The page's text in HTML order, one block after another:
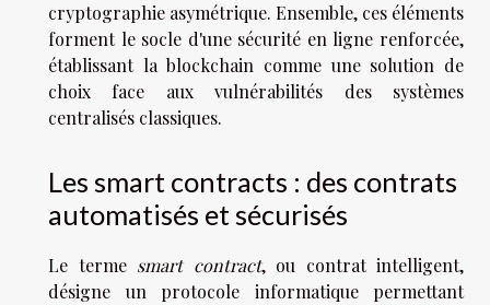
cryptographie asymétrique. Ensemble, ces éléments
forment le socle d'une sécurité en ligne renforcée,
établissant la blockchain comme une solution de
choix face aux vulnérabilités des systèmes
centralisés classiques.
Les smart contracts : des contrats
automatisés et sécurisés
Le terme smart contract, ou contrat intelligent,
désigne un protocole informatique permettant